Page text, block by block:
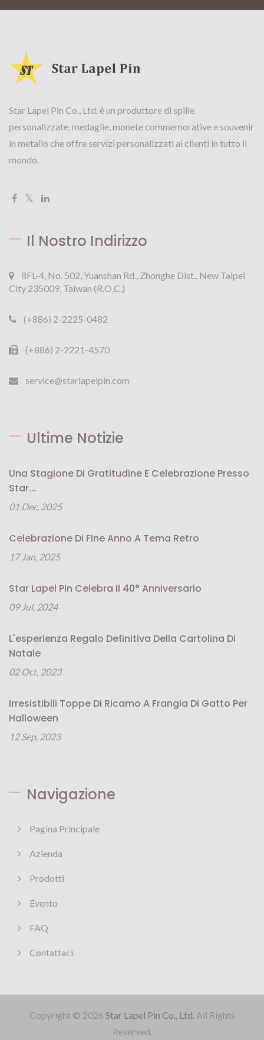
Star Lapel Pin Co., Ltd. è un produttore di spille
personalizzate, medaglie, monete commemorative e souvenir
in metallo che offre servizi personalizzati ai clienti in tutto il
mondo.
Il Nostro Indirizzo
8FL-4, No. 502, Yuanshan Rd., Zhonghe Dist., New Taipei
City 235009, Taiwan (R.O.C.)
(+886) 2-2225-0482
(+886) 2-2221-4570
service@starlapelpin.com
Ultime Notizie
Una Stagione Di Gratitudine E Celebrazione Presso
Star...
01 Dec, 2025
Celebrazione Di Fine Anno A Tema Retro
17 Jan, 2025
Star Lapel Pin Celebra Il 40° Anniversario
09 Jul, 2024
L'esperienza Regalo Definitiva Della Cartolina Di
Natale
02 Oct, 2023
Irresistibili Toppe Di Ricamo A Frangia Di Gatto Per
Halloween
12 Sep, 2023
Navigazione
Pagina Principale
Azienda
Prodotti
Evento
FAQ
Contattaci
Copyright © 2026 Star Lapel Pin Co., Ltd. All Rights
Reserved.